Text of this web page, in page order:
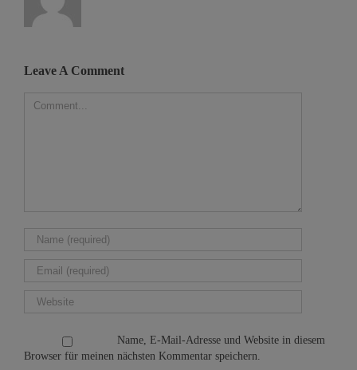
Leave A Comment
Name, E-Mail-Adresse und Website in diesem
Browser für meinen nächsten Kommentar speichern.